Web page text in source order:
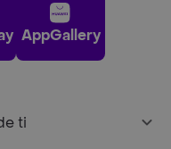
AppGallery
ti